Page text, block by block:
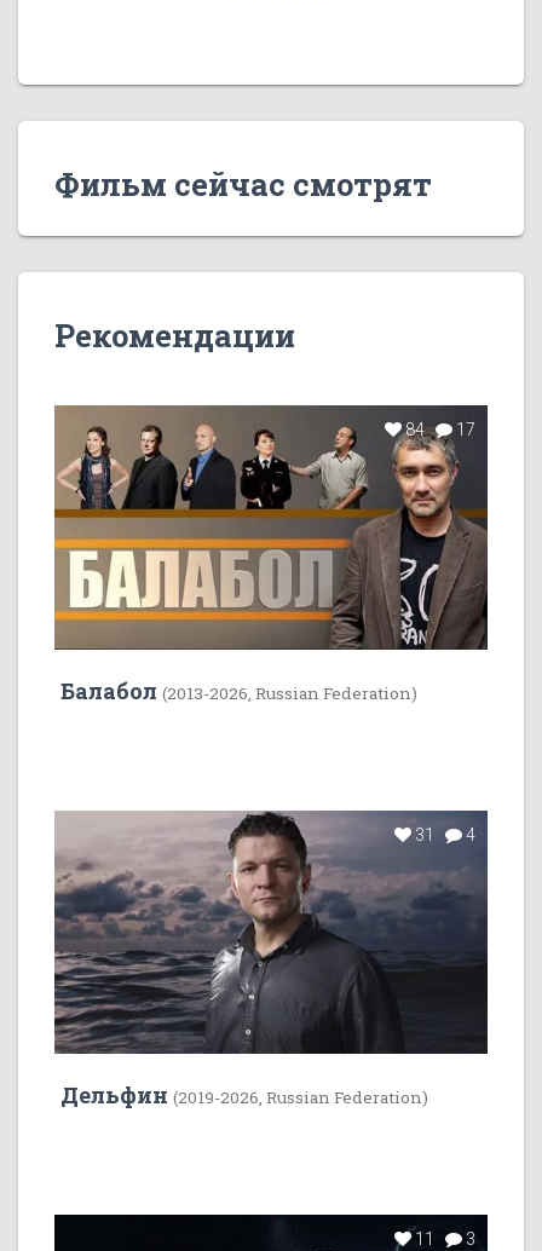
Фильм сейчас смотрят
Рекомендации
84 17
Балабол (2013-2026, Russian Federation)
31 4
Дельфин (2019-2026, Russian Federation)
11 3